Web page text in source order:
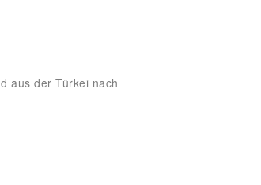
aus der Türkei nach